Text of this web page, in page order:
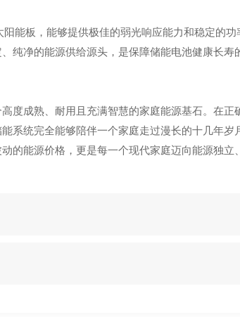
能板，能够提供极佳的弱光响应能力和稳定的功
纯净的能源供给源头，是保障储能电池健康长寿
度成熟、耐用且充满智慧的家庭能源基石。在正
系统完全能够陪伴一个家庭走过漫长的十几年岁
的能源价格，更是每一个现代家庭迈向能源独立